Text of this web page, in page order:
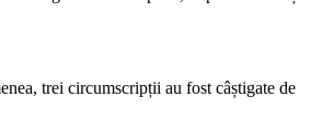
trei circumscripții au fost câștigate de